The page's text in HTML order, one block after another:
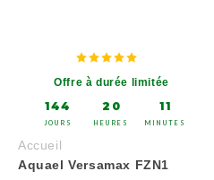
Offre à durée limitée
144
JOURS
20
HEURES
11
MINUTES
Accueil
Aquael Versamax FZN1